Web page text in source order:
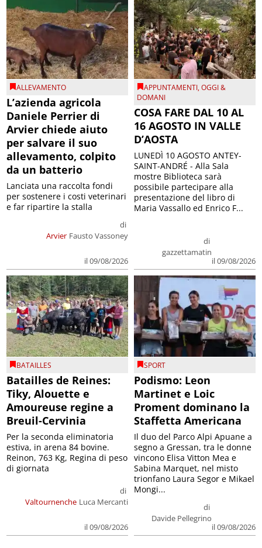
ALLEVAMENTO
L’azienda agricola
Daniele Perrier di
Arvier chiede aiuto
per salvare il suo
allevamento, colpito
da un batterio
Arvier
di
Fausto Vassoney
il 09/08/2026
Lanciata una raccolta fondi
per sostenere i costi veterinari
e far ripartire la stalla
APPUNTAMENTI,OGGI &
DOMANI
COSA FARE DAL 10 AL
16 AGOSTO IN VALLE
D’AOSTA
di
gazzettamatin
il 09/08/2026
LUNEDÌ 10 AGOSTO ANTEY-
SAINT-ANDRÉ - Alla Sala
mostre Biblioteca sarà
possibile partecipare alla
presentazione del libro di
Maria Vassallo ed Enrico F...
BATAILLES
Batailles de Reines:
Tiky, Alouette e
Amoureuse regine a
Breuil-Cervinia
Valtournenche
di
Luca Mercanti
il 09/08/2026
Per la seconda eliminatoria
estiva, in arena 84 bovine.
Reinon, 763 Kg, Regina di peso
di giornata
SPORT
Podismo: Leon
Martinet e Loic
Proment dominano la
Staffetta Americana
di
Davide Pellegrino
il 09/08/2026
Il duo del Parco Alpi Apuane a
segno a Gressan, tra le donne
vincono Elisa Vitton Mea e
Sabina Marquet, nel misto
trionfano Laura Segor e Mikael
Mongi...